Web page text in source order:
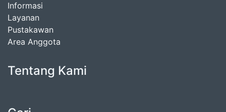
Informasi
Layanan
Pustakawan
Area Anggota
Tentang Kami